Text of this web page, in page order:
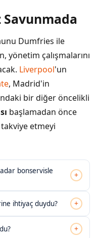
Savunmada
Dumfries ile
yönetim çalışmalarını
Liverpool'un
, Madrid'in
bir diğer öncelikli
başlamadan önce
takviye etmeyi
bonservisle
+
ihtiyaç duydu? +
+